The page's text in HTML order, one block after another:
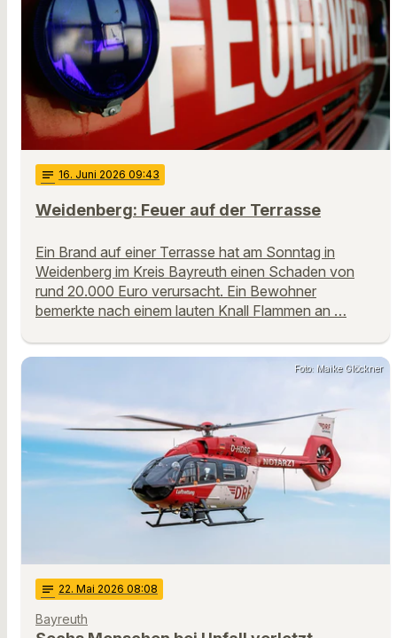
notes 16. Juni 2026 09:43
Weidenberg: Feuer auf der Terrasse
Ein Brand auf einer Terrasse hat am Sonntag in
Weidenberg im Kreis Bayreuth einen Schaden von
rund 20.000 Euro verursacht. Ein Bewohner
bemerkte nach einem lauten Knall Flammen an …
Foto: Maike Glöckner
notes 22. Mai 2026 08:08
Bayreuth